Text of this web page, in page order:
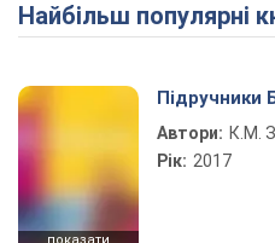
Найбільш популярні
Підручники
Автори: К.М.
Рік: 2017